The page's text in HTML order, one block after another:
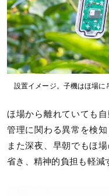
設置イメージ。子機はほ場に
ほ場から離れていても
管理に関わる異常を検
また深夜、早朝でもほ
省き、精神的負担も軽減